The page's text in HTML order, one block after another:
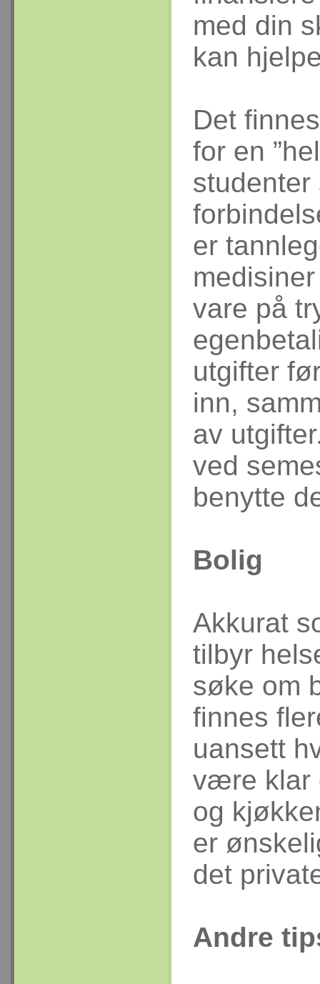
med din
kan
Det
for en
studenter
er
vare på
utgifter
inn,
av
ved
benytte
Bolig
Akkurat
tilbyr
søke om
finnes
uansett
være klar
og
er
det
Andre